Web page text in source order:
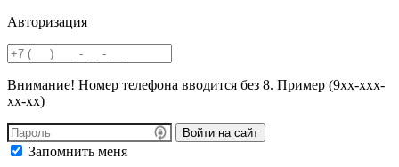
Авторизация
Внимание! Номер телефона вводится без 8. Пример (9хх-ххх-
хх-хх)
Войти на сайт
Запомнить меня